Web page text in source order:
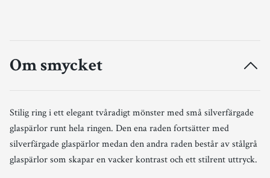
Om smycket
Stilig ring i ett elegant tvåradigt mönster med små silverfärgade
glaspärlor runt hela ringen. Den ena raden fortsätter med
silverfärgade glaspärlor medan den andra raden består av stålgrå
glaspärlor som skapar en vacker kontrast och ett stilrent uttryck.